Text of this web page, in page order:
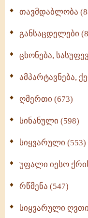
თავმდაბლობა
განსაცდელები
ცხონება,
ამპარტავნება,
ღმერთი (673)
სინანული (598)
სიყვარული (553)
უფალი იესო
რწმენა (547)
სიყვარული